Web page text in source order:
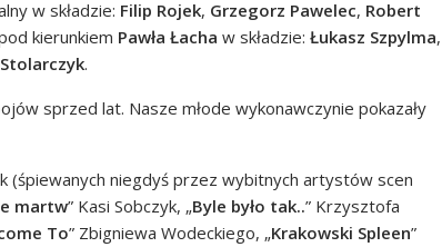
w składzie: Filip Rojek, Grzegorz Pawelec, Robert
kierunkiem Pawła Łacha w składzie: Łukasz Szpylma,
.
sprzed lat. Nasze młode wykonawczynie pokazały
(śpiewanych niegdyś przez wybitnych artystów scen
martw” Kasi Sobczyk, „Byle było tak..” Krzysztofa
To” Zbigniewa Wodeckiego, „Krakowski Spleen”